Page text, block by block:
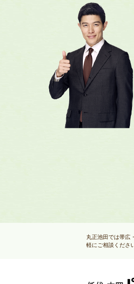
丸正池田では帯広
軽にご相談くださ